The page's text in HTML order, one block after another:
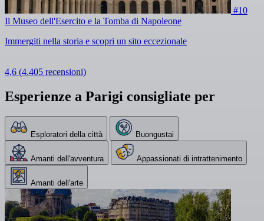
#10
Il Museo dell'Esercito e la Tomba di Napoleone
Immergiti nella storia e scopri un sito eccezionale
4,6 (4.405 recensioni)
Esperienze a Parigi consigliate per
Esploratori della città Buongustai
Amanti dell'avventura Appassionati di intrattenimento
Amanti dell'arte